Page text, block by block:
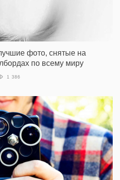
фото, снятые на
по всему миру
1 386